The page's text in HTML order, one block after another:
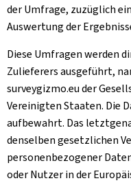
der Umfrage, zuzüglich
Auswertung der
Diese Umfragen werden
Zulieferers ausgeführt,
surveygizmo.eu der
Vereinigten Staaten. Die
aufbewahrt. Das
denselben gesetzlichen
personenbezogener
oder Nutzer in der